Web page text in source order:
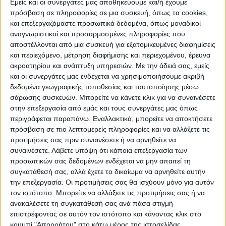
Εμείς και οι συνεργάτες μας αποθηκεύουμε και/ή έχουμε
πρόσβαση σε πληροφορίες σε μια συσκευή, όπως τα cookies,
και επεξεργαζόμαστε προσωπικά δεδομένα, όπως μοναδικοί
αναγνωριστικοί και προσαρμοσμένες πληροφορίες που
αποστέλλονται από μια συσκευή για εξατομικευμένες διαφημίσεις
και περιεχόμενο, μέτρηση διαφήμισης και περιεχομένου, έρευνα
ακροατηρίου και ανάπτυξη υπηρεσιών. Με την άδειά σας, εμείς
και οι συνεργάτες μας ενδέχεται να χρησιμοποιήσουμε ακριβή
δεδομένα γεωγραφικής τοποθεσίας και ταυτοποίησης μέσω
σάρωσης συσκευών. Μπορείτε να κάνετε κλικ για να συναινέσετε
στην επεξεργασία από εμάς και τους συνεργάτες μας όπως
περιγράφεται παραπάνω. Εναλλακτικά, μπορείτε να αποκτήσετε
πρόσβαση σε πιο λεπτομερείς πληροφορίες και να αλλάξετε τις
προτιμήσεις σας πριν συναινέσετε ή να αρνηθείτε να
συναινέσετε. Λάβετε υπόψη ότι κάποια επεξεργασία των
προσωπικών σας δεδομένων ενδέχεται να μην απαιτεί τη
συγκατάθεσή σας, αλλά έχετε το δικαίωμα να αρνηθείτε αυτήν
την επεξεργασία. Οι προτιμήσεις σας θα ισχύουν μόνο για αυτόν
τον ιστότοπο. Μπορείτε να αλλάξετε τις προτιμήσεις σας ή να
ανακαλέσετε τη συγκατάθεσή σας ανά πάσα στιγμή
επιστρέφοντας σε αυτόν τον ιστότοπο και κάνοντας κλικ στο
Παράλληλα η Πολιτική Προστασία εφιστά
την προσοχή διότι οι υψηλές θερμοκρασίες
ανεβάζουν και τον κίνδυνο πυρκαγιάς.
Πολύ υψηλός κίνδυνος πυρκαγιάς σε πέντε
περιφέρειες
Σύμφωνα με τον Εθνικό Οργανισμό
Δημόσιας Υγείας, θα πρέπει να τηρήσουμε
τις ακόλουθες οδηγίες για την αντιμετώπιση
του καύσωνα:
Παραμένουμε σε σκιερά και δροσερά μέρη
μακριά από χώρους όπου επικρατεί
συνωστισμός.